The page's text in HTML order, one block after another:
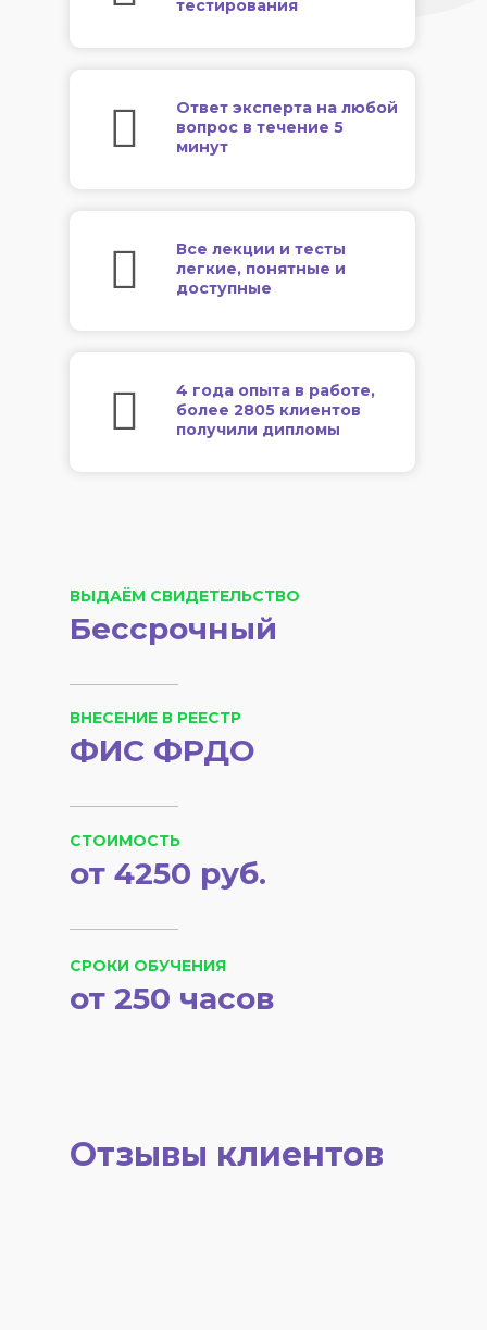
тестирования
Ответ эксперта на любой
вопрос в течение 5
минут
Все лекции и тесты
легкие, понятные и
доступные
4 года опыта в работе,
более 2805 клиентов
получили дипломы
ВЫДАЁМ СВИДЕТЕЛЬСТВО
Бессрочный
ВНЕСЕНИЕ В РЕЕСТР
ФИС ФРДО
СРОКИ ОБУЧЕНИЯ
СТОИМОСТЬ
от 250 часов
от 4250 руб.
Отзывы клиентов